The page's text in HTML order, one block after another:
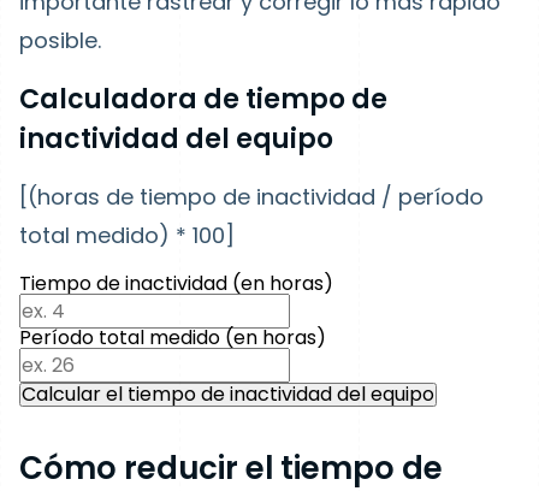
posible.
Calculadora de tiempo de
inactividad del equipo
[(horas de tiempo de inactividad / período
total medido) * 100]
Tiempo de inactividad (en horas)
Período total medido (en horas)
Calcular el tiempo de inactividad del equipo
Cómo reducir el tiempo de